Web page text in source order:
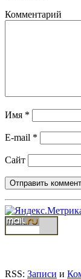
Комментарий
Имя *
E-mail *
Сайт
RSS: Записи и